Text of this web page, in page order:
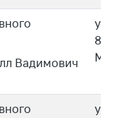
Вадимович
ул.
8/
ул.